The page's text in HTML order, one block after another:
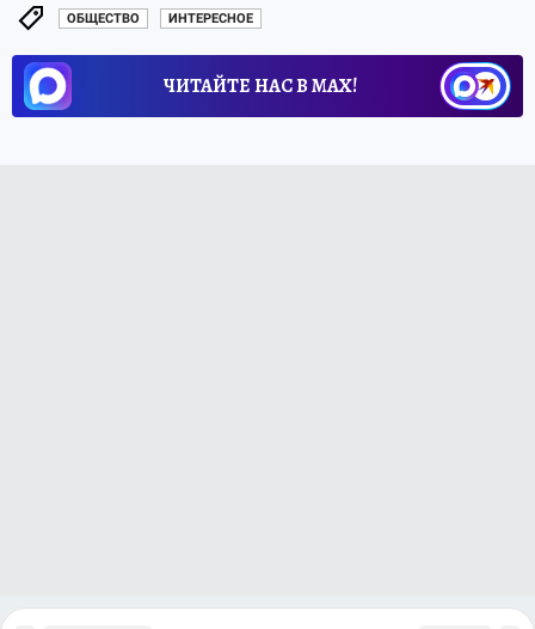
ОБЩЕСТВО ИНТЕРЕСНОЕ
ЧИТАЙТЕ НАС В МАХ!